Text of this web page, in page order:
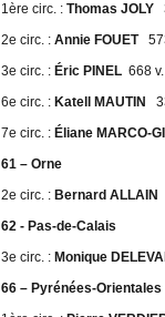
1ère circ. : Thomas JOLY
2e circ. : Annie FOUET
3e circ. : Éric PINEL 668
6e circ. : Katell MAUTIN
7e circ. : Éliane MARCO-
61 – Orne
2e circ. : Bernard
62 - Pas-de-Calais
3e circ. : Monique
66 – Pyrénées-Orientales